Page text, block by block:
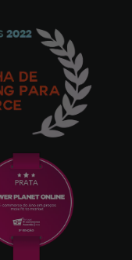
25/09/2025
s25 e estou
em geral e
na
super rápido
qualquer
empresa,
Black